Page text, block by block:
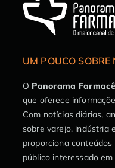
UM POUCO SOBRE
O Panorama
que oferece
Com notícias diárias,
sobre varejo, indústria
proporciona
público interessado